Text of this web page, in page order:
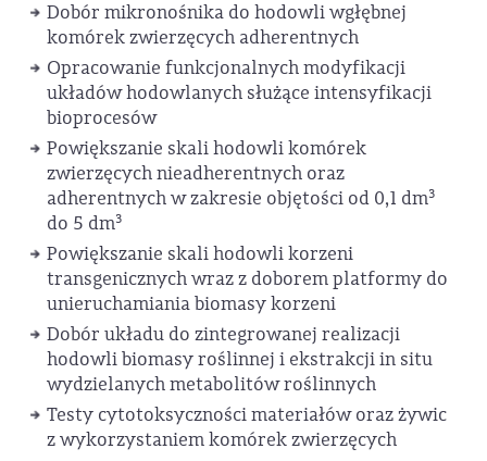
Dobór mikronośnika do hodowli wgłębnej
komórek zwierzęcych adherentnych
Opracowanie funkcjonalnych modyfikacji
układów hodowlanych służące intensyfikacji
bioprocesów
Powiększanie skali hodowli komórek
zwierzęcych nieadherentnych oraz
adherentnych w zakresie objętości od 0,1 dm3
do 5 dm3
Powiększanie skali hodowli korzeni
transgenicznych wraz z doborem platformy do
unieruchamiania biomasy korzeni
Dobór układu do zintegrowanej realizacji
hodowli biomasy roślinnej i ekstrakcji in situ
wydzielanych metabolitów roślinnych
Testy cytotoksyczności materiałów oraz żywic
z wykorzystaniem komórek zwierzęcych